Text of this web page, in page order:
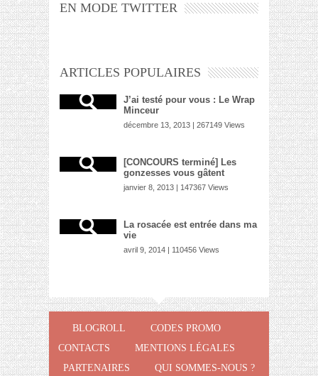
EN MODE TWITTER
ARTICLES POPULAIRES
J’ai testé pour vous : Le Wrap
Minceur
décembre 13, 2013 | 267149 Views
[CONCOURS terminé] Les
gonzesses vous gâtent
janvier 8, 2013 | 147367 Views
La rosacée est entrée dans ma
vie
avril 9, 2014 | 110456 Views
BLOGROLL
CODES PROMO
CONTACTS
MENTIONS LÉGALES
PARTENAIRES
QUI SOMMES-NOUS ?